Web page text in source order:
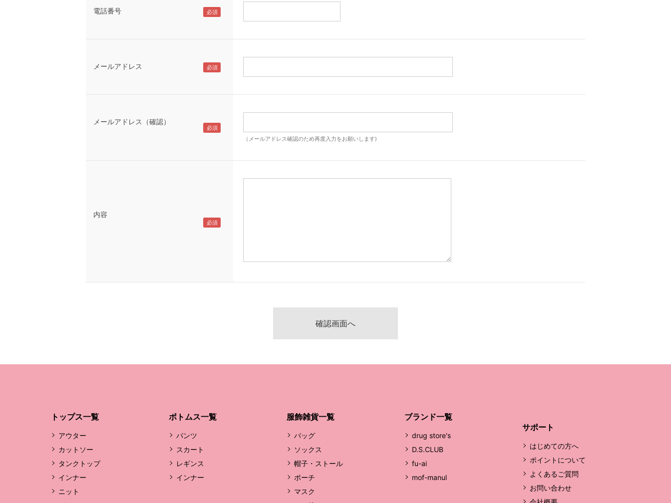
電話番号
メールアドレス
メールアドレス（確認）
（メールアドレス確認のため再度入力をお願いします)
内容
トップス一覧
アウター
カットソー
タンクトップ
インナー
ニット
ボトムス一覧
パンツ
スカート
レギンス
インナー
服飾雑貨一覧
バッグ
ソックス
帽子・ストール
ポーチ
マスク
ブランド一覧
drug store's
D.S.CLUB
fu-ai
mof-manul
サポート
はじめての方へ
ポイントについて
よくあるご質問
お問い合わせ